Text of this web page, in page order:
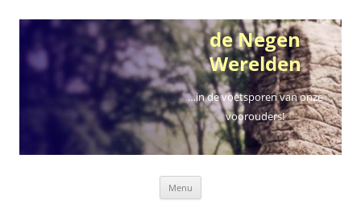
naar
de
de Negen
Werelden
…in de voetsporen van onze
voorouders!
Menu